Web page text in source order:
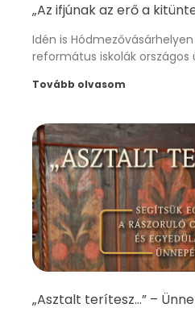
„Az ifjúnak az erő a
Idén is
református iskolák országos
Tovább olvasom
„Asztalt terítesz…” –